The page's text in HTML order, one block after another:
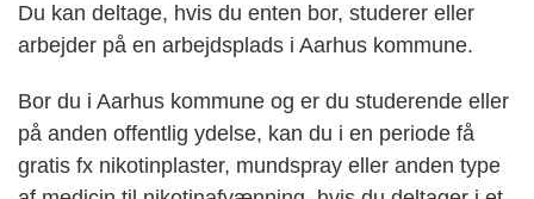
Du kan deltage, hvis du enten bor, studerer eller
arbejder på en arbejdsplads i Aarhus kommune.
Bor du i Aarhus kommune og er du studerende eller
på anden offentlig ydelse, kan du i en periode få
gratis fx nikotinplaster, mundspray eller anden type